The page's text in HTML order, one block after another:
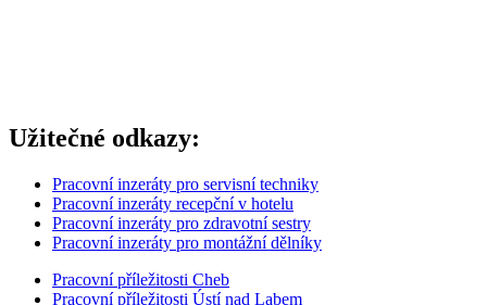
Užitečné odkazy:
Pracovní inzeráty pro servisní techniky
Pracovní inzeráty recepční v hotelu
Pracovní inzeráty pro zdravotní sestry
Pracovní inzeráty pro montážní dělníky
Pracovní příležitosti Cheb
Pracovní příležitosti Ústí nad Labem